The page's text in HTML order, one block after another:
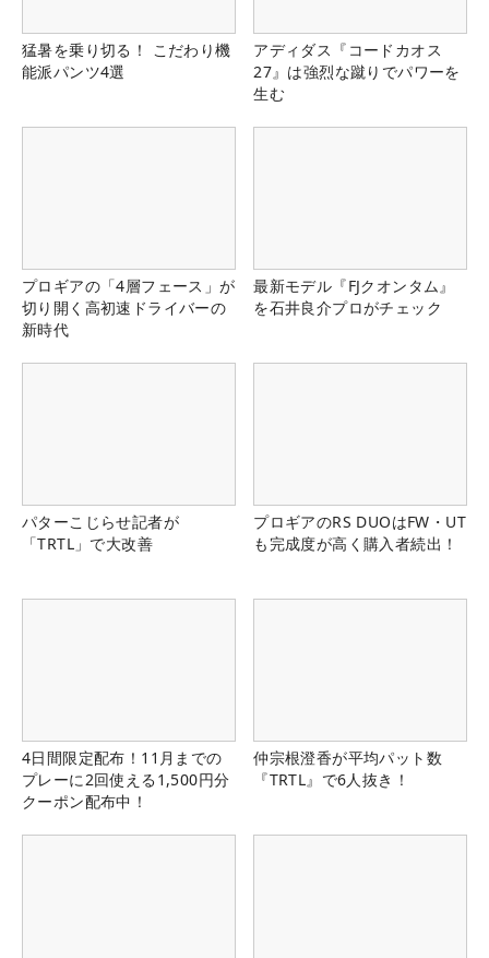
猛暑を乗り切る！ こだわり機
能派パンツ4選
アディダス『コードカオス
27』は強烈な蹴りでパワーを
生む
プロギアの「4層フェース」が
切り開く高初速ドライバーの
新時代
最新モデル『FJクオンタム』
を石井良介プロがチェック
パターこじらせ記者が
「TRTL」で大改善
プロギアのRS DUOはFW・UT
も完成度が高く購入者続出！
4日間限定配布！11月までの
プレーに2回使える1,500円分
クーポン配布中！
仲宗根澄香が平均パット数
『TRTL』で6人抜き！